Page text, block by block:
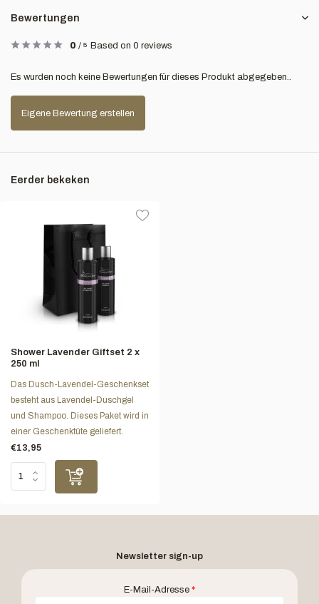
Bewertungen
0 / 5 Based on 0 reviews
Es wurden noch keine Bewertungen für dieses Produkt abgegeben..
Eigene Bewertung erstellen
Eerder bekeken
Shower Lavender Giftset 2 x
250 ml
Das Dusch-Lavendel-Geschenkset
besteht aus Lavendel-Duschgel
und Shampoo. Dieses Paket wird in
einer Geschenktüte geliefert.
€13,95
Newsletter sign-up
E-Mail-Adresse *